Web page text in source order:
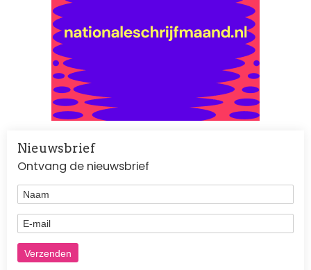
Nieuwsbrief
Ontvang de nieuwsbrief
Naam
E-mail